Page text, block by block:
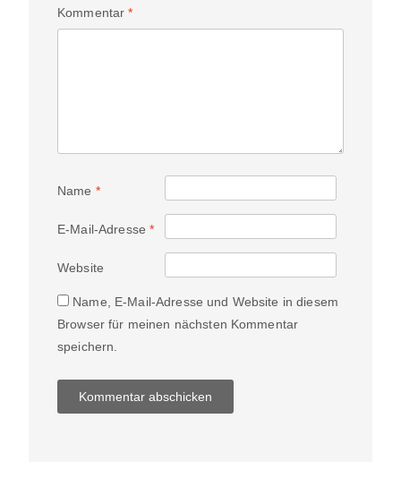
Kommentar*
Name *
E-Mail-Adresse*
Website
Name, E-Mail-Adresse und Website in diesem
Browser für meinen nächsten Kommentar
speichern.